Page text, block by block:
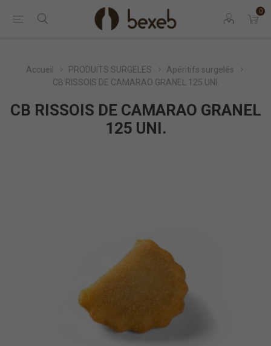
0
Accueil PRODUITS SURGELES
Apéritifs surgelés
CB RISSOIS DE CAMARAO GRANEL 125 UNI.
CB RISSOIS DE CAMARAO GRANEL
125 UNI.